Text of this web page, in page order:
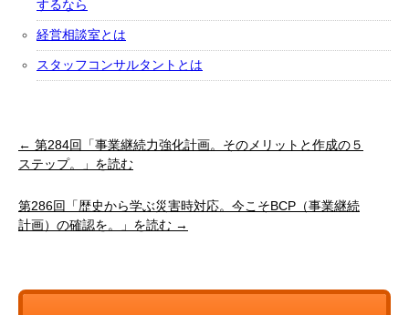
するなら
経営相談室とは
スタッフコンサルタントとは
← 第284回「事業継続力強化計画。そのメリットと作成の５
ステップ。」を読む
第286回「歴史から学ぶ災害時対応。今こそBCP（事業継続
計画）の確認を。」を読む →